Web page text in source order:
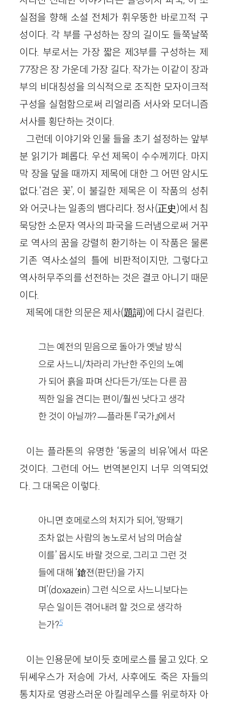
실점을 향해 소설 전체가 휘우뚱한 바로끄적 구
성이다. 각 부를 구성하는 장의 길이도 들쭉날쭉
이다. 부로서는 가장 짧은 제3부를 구성하는 제
77장은 장 가운데 가장 길다. 작가는 이같이 장과
부의 비대칭성을 의식적으로 조직한 모자이크적
구성을 실험함으로써 리얼리즘 서사와 모더니즘
서사를 횡단하는 것이다.
그런데 이야기와 인물 들을 초기 설정하는 앞부
분 읽기가 폐롭다. 우선 제목이 수수께끼다. 마지
막 장을 덮을 때까지 제목에 대한 그 어떤 암시도
없다.‘검은 꽃’, 이 불길한 제목은 이 작품의 성취
와 어긋나는 일종의 뱀다리다. 정사(正史)에서 침
묵당한 소문자 역사의 파국을 드러냄으로써 거꾸
로 역사의 꿈을 강렬히 환기하는 이 작품은 물론
기존 역사소설의 틀에 비판적이지만, 그렇다고
역사허무주의를 선전하는 것은 결코 아니기 때문
이다.
제목에 대한 의문은 제사(題詞)에 다시 걸린다.
그는 예전의 믿음으로 돌아가 옛날 방식
으로 사느니/차라리 가난한 주인의 노예
가 되어 흙을 파며 산다든가/또는 다른 끔
찍한 일을 견디는 편이/훨씬 낫다고 생각
한 것이 아닐까? ―플라톤 『국가』에서
이는 플라톤의 유명한 ‘동굴의 비유’에서 따온
것이다. 그런데 어느 번역본인지 너무 의역되었
다. 그 대목은 이렇다.
아니면 호메로스의 처지가 되어, ‘땅뙈기
조차 없는 사람의 농노로서 남의 머슴살
이를’ 몹시도 바랄 것으로, 그리고 그런 것
들에 대해 ‘鎗젼(판단)을 가지
며’(doxazein) 그런 식으로 사느니보다는
무슨 일이든 겪어내려 할 것으로 생각하
는가?5
이는 인용문에 보이듯 호메로스를 물고 있다. 오
뒤쎄우스가 저승에 가서, 사후에도 죽은 자들의
통치자로 영광스러운 아킬레우스를 위로하자 아